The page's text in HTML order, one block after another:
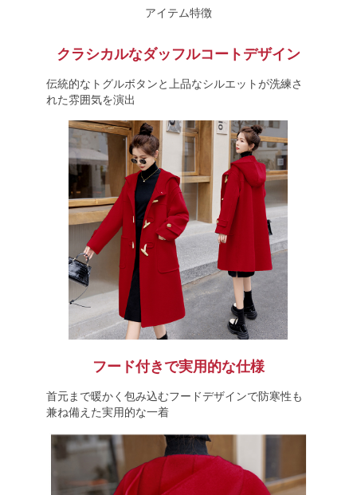
アイテム特徴
クラシカルなダッフルコートデザイン
伝統的なトグルボタンと上品なシルエットが洗練さ
れた雰囲気を演出
フード付きで実用的な仕様
首元まで暖かく包み込むフードデザインで防寒性も
兼ね備えた実用的な一着